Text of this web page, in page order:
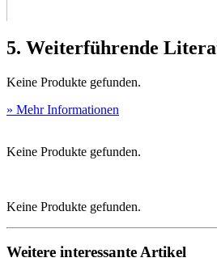
5. Weiterführende
Keine Produkte gefunden.
» Mehr Informationen
Keine Produkte gefunden.
Keine Produkte gefunden.
Weitere interessante Artikel